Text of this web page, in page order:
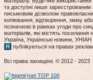
та доступні лише
письмовим дозволом
копіювання, відтворення, зміну
позначкою в рамках угоди про
матеріалів, які містять
Україна, Українські новини,
публікуються на правах
Всі права захищені. © 2012 - 2023